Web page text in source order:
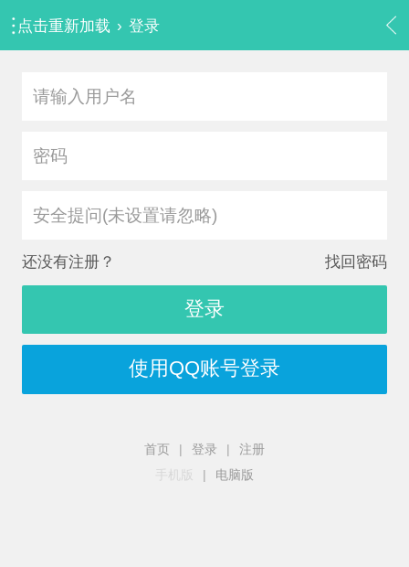
点击重新加载 › 登录
安全提问(未设置请忽略)
还没有注册？ 找回密码
登录
使用QQ账号登录
首页 | 登录 |
注册
手机版
| 电脑版